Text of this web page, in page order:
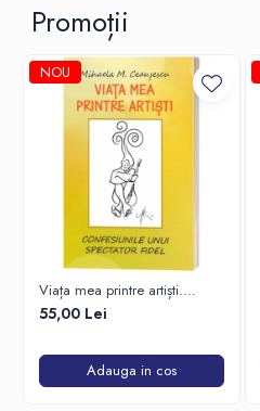
Promoții
NOU
Viața mea printre artiști.
Confesiunile unui spectator
fidel
55,00 Lei
Adauga in cos